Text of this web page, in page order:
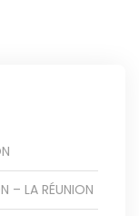
– LA RÉUNION